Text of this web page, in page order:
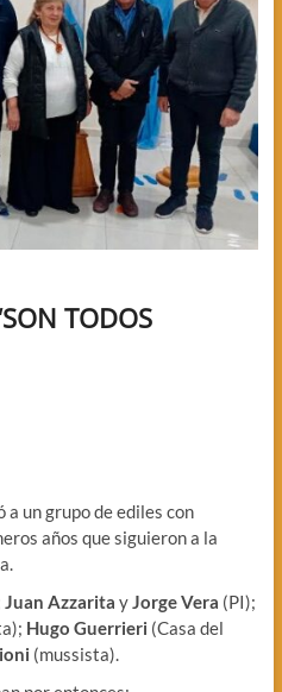
TODOS
un grupo de ediles con
años que siguieron a la
Juan Azzarita yJorge Vera (PI);
Hugo Guerrieri (Casa del
(mussista).